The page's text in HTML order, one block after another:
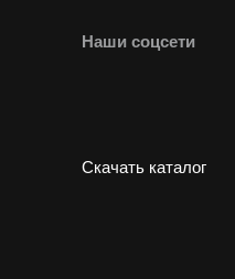
Наши соцсети
Скачать каталог